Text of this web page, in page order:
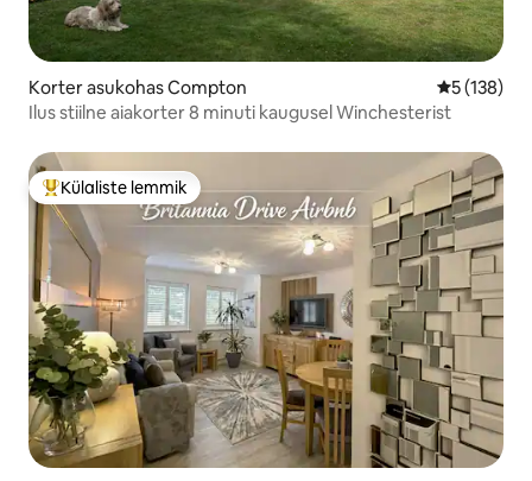
Korter asukohas Compton Keskmine
5 (138)
Ilus stiilne aiakorter 8 minuti kaugusel Winchesterist
Külaliste suur lemmik
Külaliste lemmik